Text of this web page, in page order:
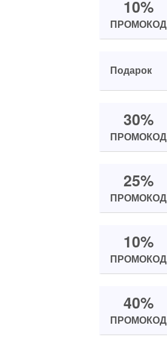
10%
ПРОМОКОД
Подарок
30%
ПРОМОКОД
25%
ПРОМОКОД
10%
ПРОМОКОД
40%
ПРОМОКОД